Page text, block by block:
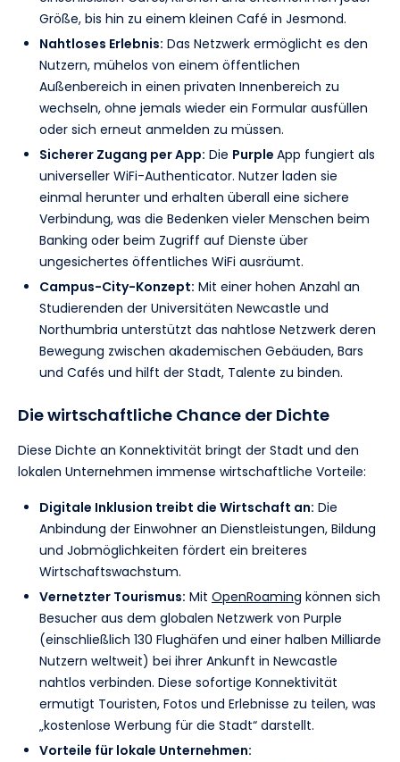
Größe, bis hin zu einem kleinen Café in Jesmond.
Nahtloses Erlebnis: Das Netzwerk ermöglicht es den
Nutzern, mühelos von einem öffentlichen
Außenbereich in einen privaten Innenbereich zu
wechseln, ohne jemals wieder ein Formular ausfüllen
oder sich erneut anmelden zu müssen.
Sicherer Zugang per App: Die Purple App fungiert als
universeller WiFi-Authenticator. Nutzer laden sie
einmal herunter und erhalten überall eine sichere
Verbindung, was die Bedenken vieler Menschen beim
Banking oder beim Zugriff auf Dienste über
ungesichertes öffentliches WiFi ausräumt.
Campus-City-Konzept: Mit einer hohen Anzahl an
Studierenden der Universitäten Newcastle und
Northumbria unterstützt das nahtlose Netzwerk deren
Bewegung zwischen akademischen Gebäuden, Bars
und Cafés und hilft der Stadt, Talente zu binden.
Die wirtschaftliche Chance der Dichte
Diese Dichte an Konnektivität bringt der Stadt und den
lokalen Unternehmen immense wirtschaftliche Vorteile:
Digitale Inklusion treibt die Wirtschaft an: Die
Anbindung der Einwohner an Dienstleistungen, Bildung
und Jobmöglichkeiten fördert ein breiteres
Wirtschaftswachstum.
Vernetzter Tourismus: Mit OpenRoaming können sich
Besucher aus dem globalen Netzwerk von Purple
(einschließlich 130 Flughäfen und einer halben Milliarde
Nutzern weltweit) bei ihrer Ankunft in Newcastle
nahtlos verbinden. Diese sofortige Konnektivität
ermutigt Touristen, Fotos und Erlebnisse zu teilen, was
„kostenlose Werbung für die Stadt“ darstellt.
Vorteile für lokale Unternehmen: